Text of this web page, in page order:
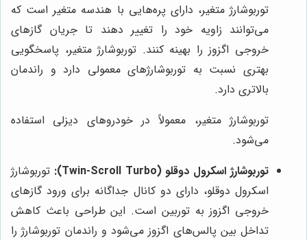
توربوشارژ متغیر، دارای پره‌هایی با هندسه متغیر است که
می‌توانند زاویه خود را تغییر دهند تا جریان گازهای
خروجی اگزوز را بهینه کنند. توربوشارژ متغیر، پاسخگویی
بهتری نسبت به توربوشارژهای معمولی دارد و راندمان
بالاتری دارد.
توربوشارژ متغیر، معمولاً در خودروهای دیزلی استفاده
می‌شود.
توربوشارژ اسکرول دوقلو (Twin-Scroll Turbo):
توربوشارژ
اسکرول دوقلو، دارای دو کانال جداگانه برای ورود گازهای
خروجی اگزوز به توربین است. این طراحی باعث کاهش
تداخل بین پالس‌های اگزوز می‌شود و راندمان توربوشارژ را